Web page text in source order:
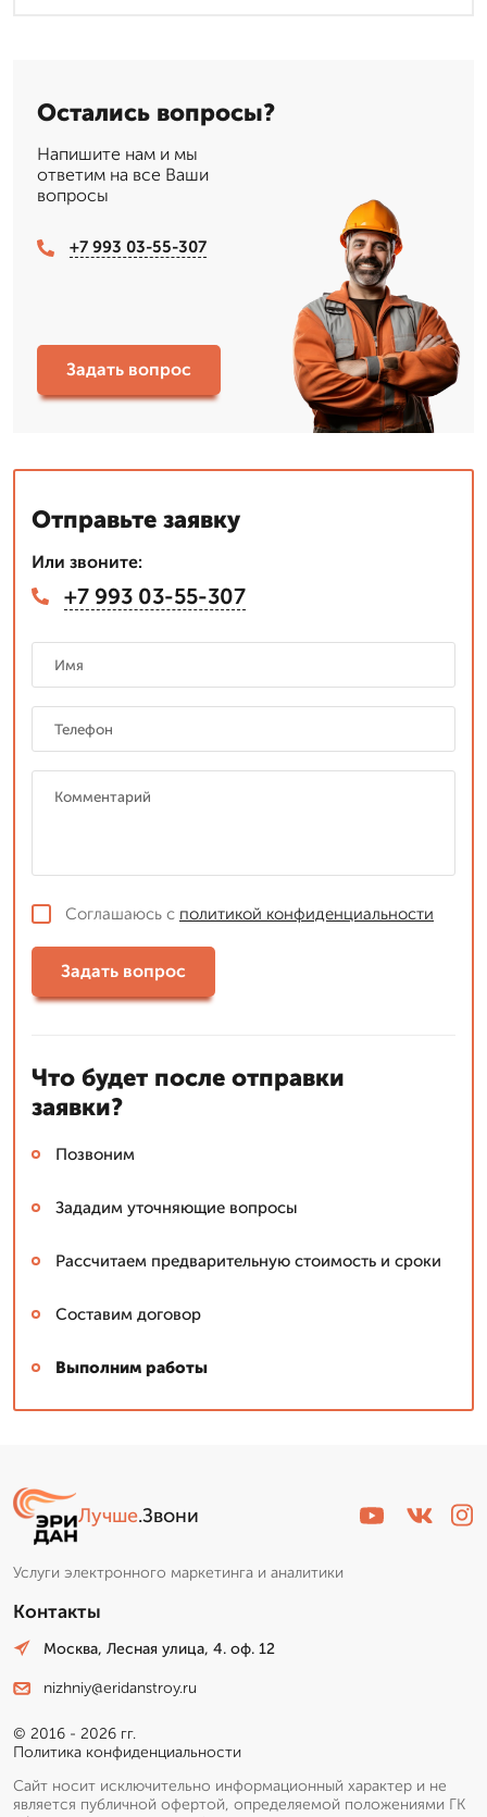
Остались вопросы?
Напишите нам и мы
ответим на все Ваши
вопросы
+7 993 03-55-307
Задать вопрос
Отправьте заявку
Или звоните:
+7 993 03-55-307
Соглашаюсь с политикой конфиденциальности
Задать вопрос
Что будет после отправки
заявки?
Позвоним
Зададим уточняющие вопросы
Рассчитаем предварительную стоимость и сроки
Составим договор
Выполним работы
Лучше.Звони
Услуги электронного маркетинга и аналитики
Контакты
Москва, Лесная улица, 4. оф. 12
nizhniy@eridanstroy.ru
© 2016 - 2026 гг.
Политика конфиденциальности
Сайт носит исключительно информационный характер и не
является публичной офертой, определяемой положениями ГК